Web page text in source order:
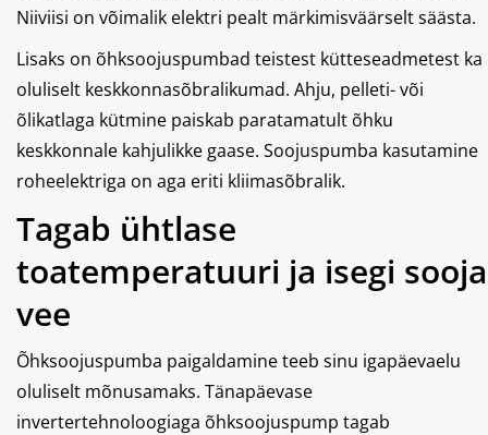
Niiviisi on võimalik elektri pealt märkimisväärselt säästa.
Lisaks on õhksoojuspumbad teistest kütteseadmetest ka
oluliselt keskkonnasõbralikumad. Ahju, pelleti- või
õlikatlaga kütmine paiskab paratamatult õhku
keskkonnale kahjulikke gaase. Soojuspumba kasutamine
roheelektriga on aga eriti kliimasõbralik.
Tagab ühtlase
toatemperatuuri ja isegi sooja
vee
Õhksoojuspumba paigaldamine teeb sinu igapäevaelu
oluliselt mõnusamaks. Tänapäevase
invertertehnoloogiaga õhksoojuspump tagab